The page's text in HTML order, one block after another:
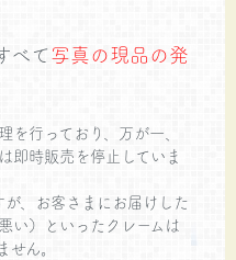
べて写真の現品の発
行っており、万が一、
即時販売を停止していま
、お客さまにお届けした
い）といったクレームは
ん。